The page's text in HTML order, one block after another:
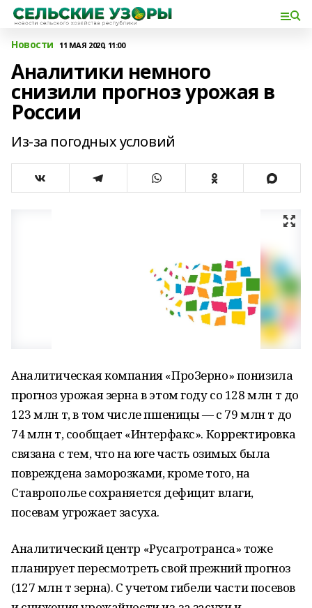
Новости 11 МАЯ 2020, 11:00
Аналитики немного
снизили прогноз урожая в
России
Из-за погодных условий
Аналитическая компания «ПроЗерно» понизила
прогноз урожая зерна в этом году со 128 млн т до
123 млн т, в том числе пшеницы — с 79 млн т до
74 млн т, сообщает «Интерфакс». Корректировка
связана с тем, что на юге часть озимых была
повреждена заморозками, кроме того, на
Ставрополье сохраняется дефицит влаги,
посевам угрожает засуха.
Аналитический центр «Русагротранса» тоже
планирует пересмотреть свой прежний прогноз
(127 млн т зерна). С учетом гибели части посевов